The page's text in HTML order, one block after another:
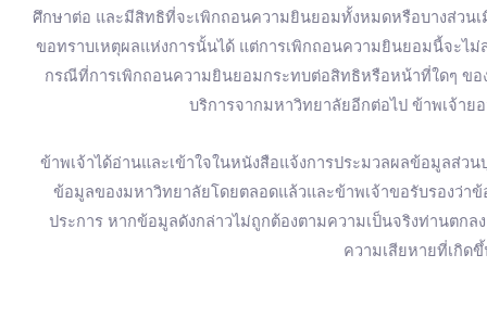
ศึกษาต่อ และมีสิทธิที่จะเพิกถอนความยินยอมทั้งหมดหรือบางส่วน
ขอทราบเหตุผลแห่งการนั้นได้ แต่การเพิกถอนความยินยอมนี้จะไ
กรณีที่การเพิกถอนความยินยอมกระทบต่อสิทธิหรือหน้าที่ใดๆ ขอ
บริการจากมหาวิทยาลัยอีกต่อไป ข้าพเจ้า
ข้าพเจ้าได้อ่านและเข้าใจในหนังสือแจ้งการประมวลผลข้อมูลส่
ข้อมูลของมหาวิทยาลัยโดยตลอดแล้วและข้าพเจ้าขอรับรองว่า
ประการ หากข้อมูลดังกล่าวไม่ถูกต้องตามความเป็นจริงท่านตก
ความเสียหายที่เกิด